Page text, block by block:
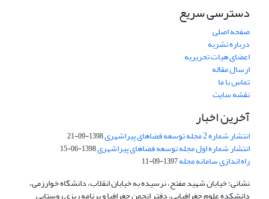
دسترسی سریع
صفحه اصلی
درباره نشریه
اعضای هیات تحریریه
ارسال مقاله
تماس با ما
نقشه سایت
آخرین اخبار
انتشار شماره 2 مجله توسعه فضاهای پیراشهری 1398-09-21
انتشار شماره اول مجله توسعه فضاهای پیراشهری1398-06-15
راه اندازی سامانه مجله1397-09-11
نشانی: خیابان شهید مفتح، نرسیده به خیابان انقلاب، دانشگاه خوارزمی،
دانشکده علوم جغرافیایی، دفتر انجمن جغرافیا و برنامه ریزی روستایی